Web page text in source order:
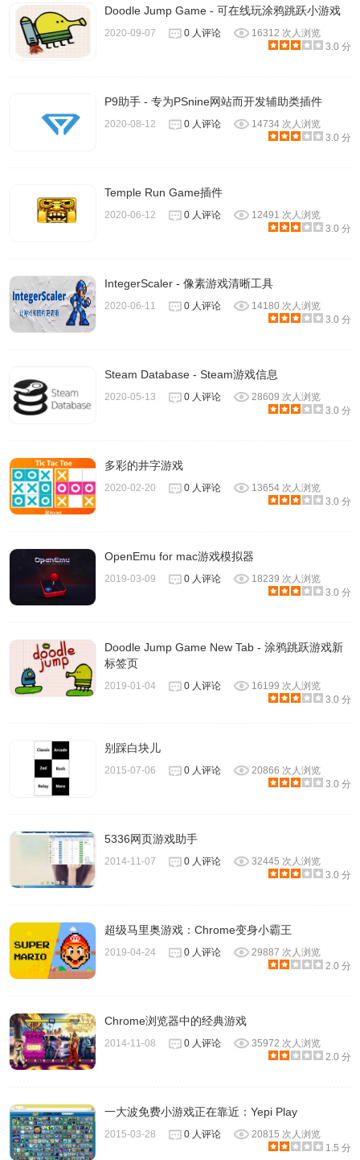
Doodle Jump Game - 可在线玩涂鸦跳跃小游戏
2020-09-07 0 人评论
16312 次人浏览
3.0 分
P9助手 - 专为PSnine网站而开发辅助类插件
2020-08-12 0 人评论
14734 次人浏览
3.0 分
Temple Run Game插件
2020-06-12 0 人评论
12491 次人浏览
3.0 分
IntegerScaler - 像素游戏清晰工具
2020-06-11 0 人评论
14180 次人浏览
3.0 分
Steam Database - Steam游戏信息
2020-05-13 0 人评论
28609 次人浏览
3.0 分
多彩的井字游戏
2020-02-20 0 人评论
13654 次人浏览
3.0 分
OpenEmu for mac游戏模拟器
2019-03-09 0 人评论
18239 次人浏览
3.0 分
Doodle Jump Game New Tab - 涂鸦跳跃游戏新
标签页
2019-01-04 0 人评论
16199 次人浏览
3.0 分
别踩白块儿
2015-07-06 0 人评论
20866 次人浏览
3.0 分
5336网页游戏助手
2014-11-07 0 人评论
32445 次人浏览
3.0 分
超级马里奥游戏：Chrome变身小霸王
2019-04-24 0 人评论
29887 次人浏览
2.0 分
Chrome浏览器中的经典游戏
2014-11-08 0 人评论
35972 次人浏览
2.0 分
一大波免费小游戏正在靠近：Yepi Play
2015-03-28 0 人评论
20815 次人浏览
1.5 分